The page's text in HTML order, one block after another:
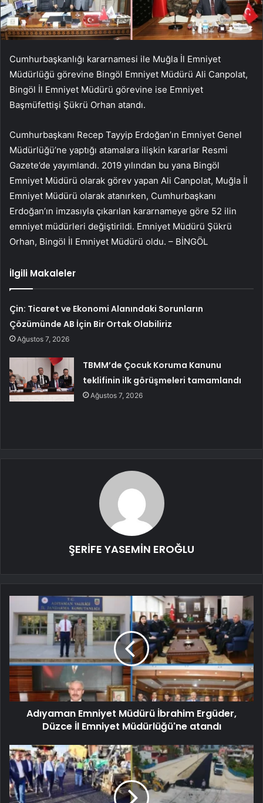
Cumhurbaşkanlığı kararnamesi ile Muğla İl Emniyet
Müdürlüğü görevine Bingöl Emniyet Müdürü Ali Canpolat,
Bingöl İl Emniyet Müdürü görevine ise Emniyet
Başmüfettişi Şükrü Orhan atandı.
Cumhurbaşkanı Recep Tayyip Erdoğan’ın Emniyet Genel
Müdürlüğü’ne yaptığı atamalara ilişkin kararlar Resmi
Gazete’de yayımlandı. 2019 yılından bu yana Bingöl
Emniyet Müdürü olarak görev yapan Ali Canpolat, Muğla İl
Emniyet Müdürü olarak atanırken, Cumhurbaşkanı
Erdoğan’ın imzasıyla çıkarılan kararnameye göre 52 ilin
emniyet müdürleri değiştirildi. Emniyet Müdürü Şükrü
Orhan, Bingöl İl Emniyet Müdürü oldu. – BİNGÖL
İlgili Makaleler
Çin: Ticaret ve Ekonomi Alanındaki Sorunların
Çözümünde AB İçin Bir Ortak Olabiliriz
Ağustos 7, 2026
TBMM’de Çocuk Koruma Kanunu
teklifinin ilk görüşmeleri tamamlandı
Ağustos 7, 2026
ŞERİFE YASEMİN EROĞLU
Adıyaman Emniyet Müdürü İbrahim Ergüder,
Düzce İl Emniyet Müdürlüğü'ne atandı